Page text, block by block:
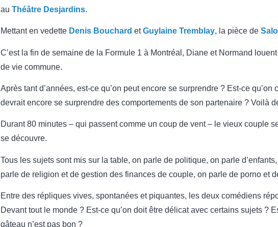
au Théâtre Desjardins.
Mettant en vedette Denis Bouchard etGuylaine Tremblay, la pièce de
C’est la fin de semaine de la Formule 1 à Montréal, Diane et Normand
de vie commune.
Après tant d’années, est-ce qu’on peut encore se surprendre ? Est-ce
devrait encore se surprendre des comportements de son partenaire ? Voilà
Durant 80 minutes – qui passent comme un coup de vent – le vieux couple
se découvre.
Tous les sujets sont mis sur la table, on parle de politique, on parle
parle de religion et de gestion des finances de couple, on parle de porno et
Entre des répliques vives, spontanées et piquantes, les deux comédiens
Devant tout le monde ? Est-ce qu’on doit être délicat avec certains sujets ?
gâteau n’est pas bon ?